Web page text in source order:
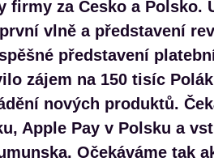
za Česko a Polsko.
vlně a představení
představení
zájem na 150 tisíc
nových produktů.
Apple Pay v Polsku a
Očekáváme tak